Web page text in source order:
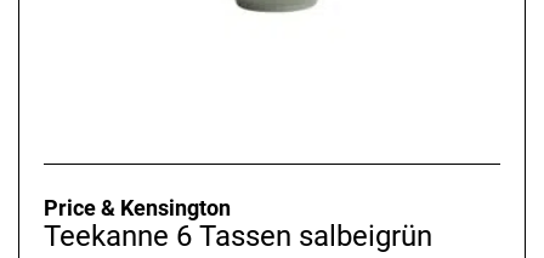
Price & Kensington
Teekanne 6 Tassen salbeigrün